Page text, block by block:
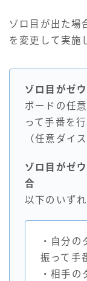
ゾロ目が出た場
を変更して実施
ゾロ目がゼ
ボードの任
って手番を行
（任意ダイ
ゾロ目がゼ
合
以下のいず
・自分の
振って手
・相手の